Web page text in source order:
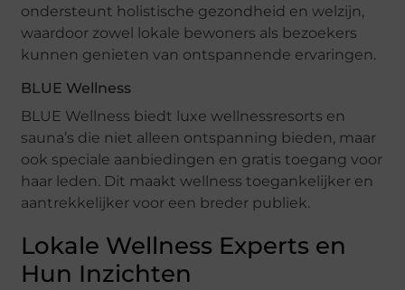
ondersteunt holistische gezondheid en welzijn,
waardoor zowel lokale bewoners als bezoekers
kunnen genieten van ontspannende ervaringen.
BLUE Wellness
BLUE Wellness biedt luxe wellnessresorts en
sauna’s die niet alleen ontspanning bieden, maar
ook speciale aanbiedingen en gratis toegang voor
haar leden. Dit maakt wellness toegankelijker en
aantrekkelijker voor een breder publiek.
Lokale Wellness Experts en
Hun Inzichten